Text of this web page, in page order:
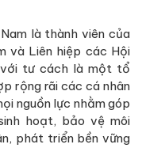
là thành viên của
và Liên hiệp các Hội
tư cách là một tổ
rộng rãi các cá nhân
nguồn lực nhằm góp
hoạt, bảo vệ môi
phát triển bền vững